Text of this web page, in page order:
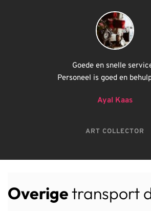
Goede en snelle
Personeel is goed en
Ayal Kaas
ART COLLECTOR
Overige transport